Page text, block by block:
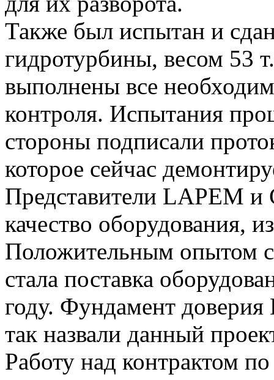
Также был испытан и
гидротурбины, весом 53
выполнены все
контроля. Испытания
стороны подписали
которое сейчас
Представители LAPEM и
качество оборудования,
Положительным опытом
стала поставка
году. Фундамент
так назвали данный
Работу над контрактом